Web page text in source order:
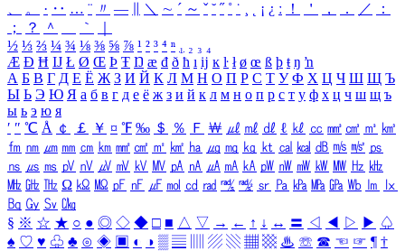
、
。 · ‥ … ¨ 〃 ― ＼ ∼ ´ ～ ˇ ˘ ˝ ˚ ˙ ¸ ¡ ¿ ː ！ ＇ ， ． ／
：
；
？ ＾ ｀
½ ⅓ ⅔ ¼ ¾ ⅛ ⅜ ⅝ ⅞ ¹ ² ³ ⁴ ⁿ ₁ ₂ ₃ ₄
Æ Ð Ħ Ĳ Ł Ø Œ Þ Ŧ Ŋ æ đ ð ħ ı ĳ ĸ ŀ ł ø œ ß þ ŧ ŋ ŉ
А Б В Г Д Е Ё Ж З И Й К Л М Н О П Р С Т У Ф Х Ц Ч Ш Щ Ъ
Ы Ь Э Ю Я а б в г д е ё ж з и й к л м н о п р с т у ф х ц ч ш щ ъ
ы ь э ю я
′ ″ ℃ Å ￠ ￡ ￥ ¤ ℉ ‰ ＄ ％ Ｆ ￦ ㎕ ㎖ ㎗ ℓ ㎘ ㏄ ㎣ ㎤ ㎥ ㎦
㎙ ㎚ ㎛ ㎜ ㎝ ㎞ ㎟ ㎠ ㎡ ㎢ ㏊ ㎍ ㎎ ㎏ ㏏ ㎈ ㎉ ㏈ ㎧ ㎨ ㎰
㎱ ㎲ ㎳ ㎴ ㎵ ㎶ ㎷ ㎸ ㎹ ㎀ ㎁ ㎂ ㎃ ㎄ ㎺ ㎻ ㎽ ㎾ ㎿ ㎐ ㎑
㎒ ㎓ ㎔ Ω ㏀ ㏁ ㎊ ㎋ ㎌ ㏖ ㏅ ㎭ ㎮ ㎯ ㏛ ㎩ ㎪ ㎫ ㎬ ㏝ ㏐
㏓
㏃ ㏉ ㏜ ㏆
§ ※ ☆ ★ ○ ● ◎ ◇ ◆ □ ■ △ ▽ → ← ↑ ↓ ↔ 〓 ◁ ◀ ▷ ▶ ♤
♠ ♡ ♥ ♧ ♣ ⊙ ◈ ▣ ◐ ◑ ▒ ▤ ▨ ▧ ▦ ▩ ♨ ☏ ☎ ☜ ☞ ¶ †